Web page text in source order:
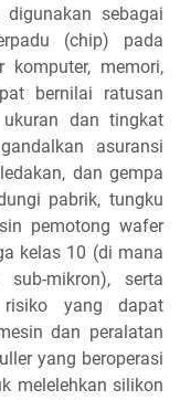
sebagai
(chip) pada
komputer, memori,
bernilai ratusan
dan tingkat
asuransi
dan gempa
pabrik, tungku
pemotong wafer
kelas 10 (di mana
mikron), serta
yang dapat
dan peralatan
yang beroperasi
melelehkan silikon